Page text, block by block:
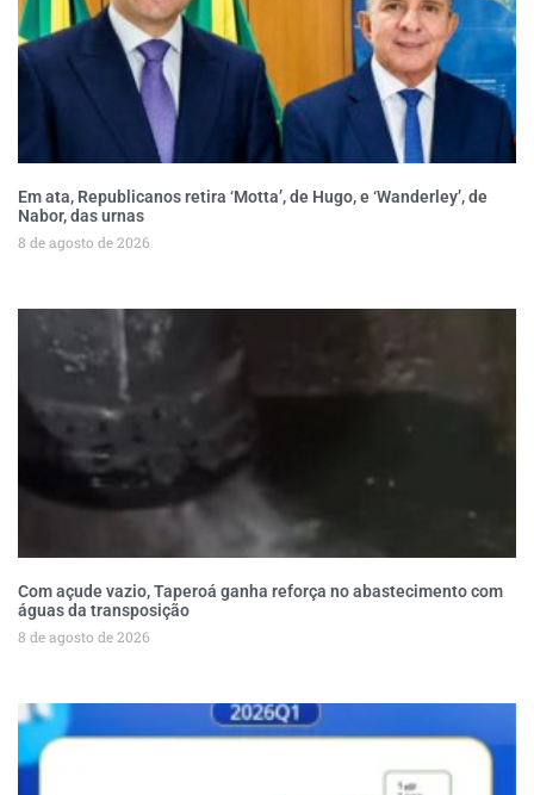
Em ata, Republicanos retira ‘Motta’, de Hugo, e ‘Wanderley’, de
Nabor, das urnas
8 de agosto de 2026
Com açude vazio, Taperoá ganha reforça no abastecimento com
águas da transposição
8 de agosto de 2026